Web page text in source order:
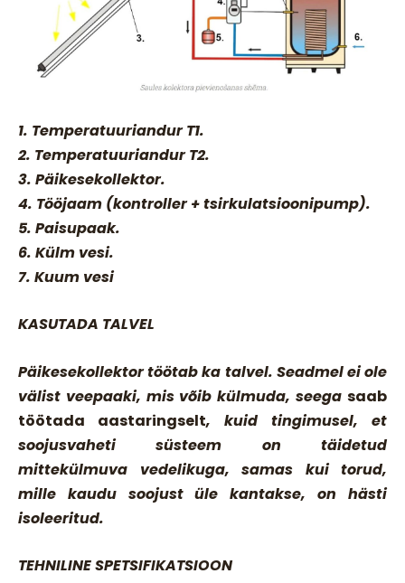
1. Temperatuuriandur T1.
2. Temperatuuriandur T2.
3. Päikesekollektor.
4. Tööjaam (kontroller + tsirkulatsioonipump).
5. Paisupaak.
6. Külm vesi.
7. Kuum vesi
KASUTADA TALVEL
Päikesekollektor töötab ka talvel. Seadmel ei ole
välist veepaaki, mis võib külmuda, seega saab
töötada aastaringselt, kuid tingimusel, et
soojusvaheti süsteem on täidetud
mittekülmuva vedelikuga, samas kui torud,
mille kaudu soojust üle kantakse, on hästi
isoleeritud.
TEHNILINE SPETSIFIKATSIOON